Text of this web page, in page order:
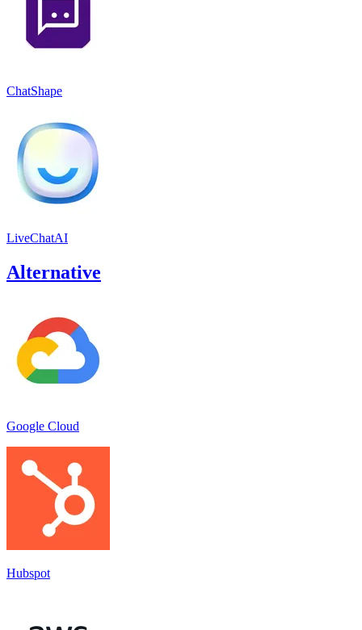
ChatShape
LiveChatAI
Alternative
Google Cloud
Hubspot